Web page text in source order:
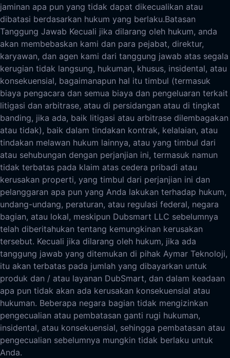
jaminan apa pun yang tidak dapat dikecualikan atau
dibatasi berdasarkan hukum yang berlaku.Batasan
Tanggung Jawab Kecuali jika dilarang oleh hukum, anda
akan membebaskan kami dan para pejabat, direktur,
karyawan, dan agen kami dari tanggung jawab atas segala
kerugian tidak langsung, hukuman, khusus, insidental, atau
konsekuensial, bagaimanapun hal itu timbul (termasuk
biaya pengacara dan semua biaya dan pengeluaran terkait
litigasi dan arbitrase, atau di persidangan atau di tingkat
banding, jika ada, baik litigasi atau arbitrase dilembagakan
atau tidak), baik dalam tindakan kontrak, kelalaian, atau
tindakan melawan hukum lainnya, atau yang timbul dari
atau sehubungan dengan perjanjian ini, termasuk namun
tidak terbatas pada klaim atas cedera pribadi atau
kerusakan properti, yang timbul dari perjanjian ini dan
pelanggaran apa pun yang Anda lakukan terhadap hukum,
undang-undang, peraturan, atau regulasi federal, negara
bagian, atau lokal, meskipun Dubsmart LLC sebelumnya
telah diberitahukan tentang kemungkinan kerusakan
tersebut. Kecuali jika dilarang oleh hukum, jika ada
tanggung jawab yang ditemukan di pihak Aymar Teknoloji,
itu akan terbatas pada jumlah yang dibayarkan untuk
produk dan / atau layanan DubSmart, dan dalam keadaan
apa pun tidak akan ada kerusakan konsekuensial atau
hukuman. Beberapa negara bagian tidak mengizinkan
pengecualian atau pembatasan ganti rugi hukuman,
insidental, atau konsekuensial, sehingga pembatasan atau
pengecualian sebelumnya mungkin tidak berlaku untuk
Anda.